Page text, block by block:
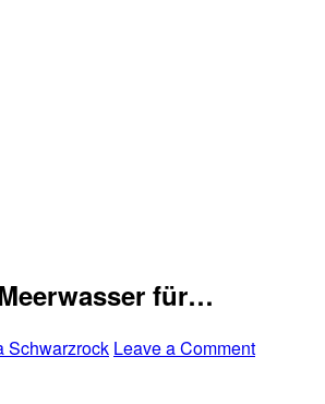
für…
Schwarzrock Leave a Comment